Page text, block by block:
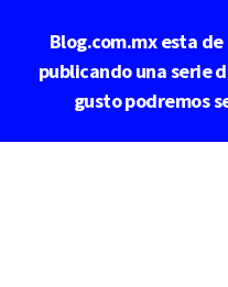
contenido
principal
Blog.com.mx esta
publicando una serie
gusto podremos